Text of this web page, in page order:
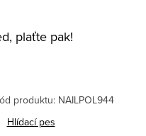
plaťte pak!
produktu: NAILPOL944
Hlídací pes